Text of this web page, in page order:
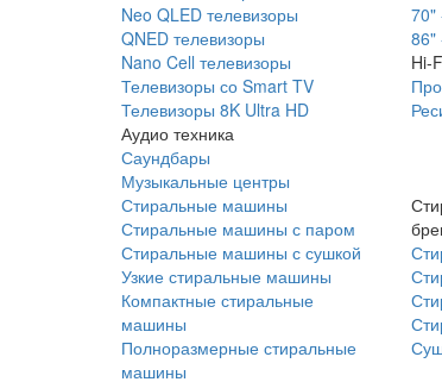
Neo QLED телевизоры
QNED телевизоры
Nano Cell телевизоры
Телевизоры со Smart TV
Телевизоры 8K Ultra HD
Аудио техника
Саундбары
Музыкальные центры
70"
86"
Hi-
Стиральные машины
Стиральные машины с паром
Стиральные машины с сушкой
Узкие стиральные машины
Компактные стиральные
машины
Полноразмерные стиральные
машины